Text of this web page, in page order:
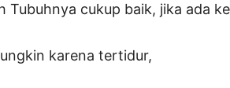
Tubuhnya cukup baik, jika ada
karena tertidur,